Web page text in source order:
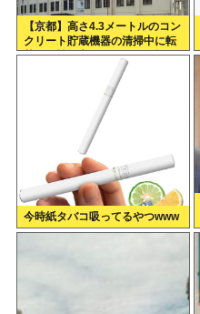
【京都】高さ4.3メートルのコン
クリート貯蔵機器の清掃中に転
落し男性死亡、伏見区の工場
今時紙タバコ吸ってるやつwww